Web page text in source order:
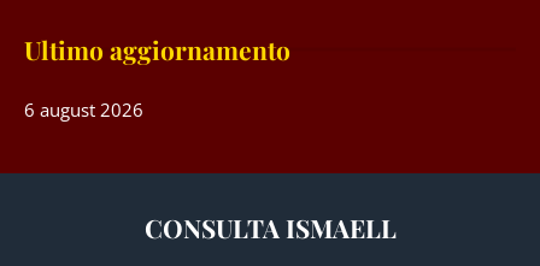
Ultimo aggiornamento
6 august 2026
CONSULTA ISMAELL